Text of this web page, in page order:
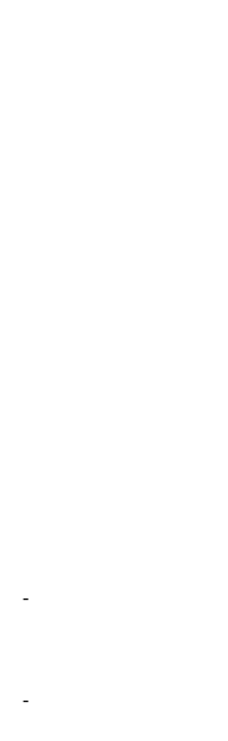
-
-